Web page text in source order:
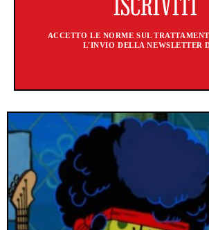
ACCETTO LE NORME SUL
L'INVIO DELLA NEWSLETTER